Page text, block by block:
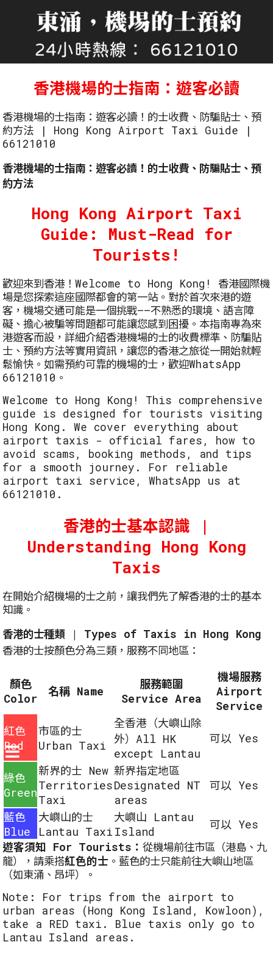
香港機場的士指南：遊客必讀
香港機場的士指南：遊客必讀！的士收費、防騙貼士、預
約方法 | Hong Kong Airport Taxi Guide |
66121010
香港機場的士指南：遊客必讀！的士收費、防騙貼士、預
約方法
Hong Kong Airport Taxi
Guide: Must-Read for
Tourists!
歡迎來到香港！Welcome to Hong Kong! 香港國際機
場是您探索這座國際都會的第一站。對於首次來港的遊
客，機場交通可能是一個挑戰——不熟悉的環境、語言障
礙、擔心被騙等問題都可能讓您感到困擾。本指南專為來
港遊客而設，詳細介紹香港機場的士的收費標準、防騙貼
士、預約方法等實用資訊，讓您的香港之旅從一開始就輕
鬆愉快。如需預約可靠的機場的士，歡迎WhatsApp
66121010。
Welcome to Hong Kong! This comprehensive
guide is designed for tourists visiting
Hong Kong. We cover everything about
airport taxis - official fares, how to
avoid scams, booking methods, and tips
for a smooth journey. For reliable
airport taxi service, WhatsApp us at
66121010.
香港的士基本認識 |
Understanding Hong Kong
Taxis
在開始介紹機場的士之前，讓我們先了解香港的士的基本
知識。
香港的士種類 | Types of Taxis in Hong Kong
香港的士按顏色分為三類，服務不同地區：
顏色
Color
名稱 Name
服務範圍
Service Area
機場服務
Airport
Service
紅色
Red
市區的士
Urban Taxi
全香港（大嶼山除
外）All HK
except Lantau
可以 Yes
綠色
Green
新界的士 New
Territories
Taxi
新界指定地區
Designated NT
areas
可以 Yes
藍色
Blue
大嶼山的士
Lantau Taxi
大嶼山 Lantau
Island
可以 Yes
遊客須知 For Tourists：從機場前往市區（港島、九
龍），請乘搭紅色的士 。藍色的士只能前往大嶼山地區
（如東涌、昂坪）。
Note: For trips from the airport to
urban areas (Hong Kong Island, Kowloon),
take a RED taxi. Blue taxis only go to
Lantau Island areas.